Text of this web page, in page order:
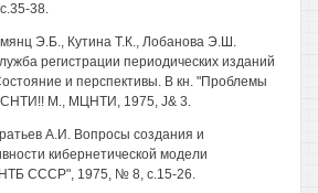
38.
Э.Б., Кутина Т.К., Лобанова Э.Ш.
регистрации периодических изданий
и перспективы. В кн. "Проблемы
М., МЦНТИ, 1975, J& 3.
А.И. Вопросы создания и
кибернетической модели
СССР", 1975, № 8, с.15-26.